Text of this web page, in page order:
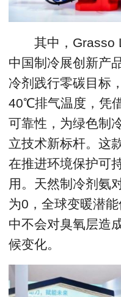
其中，Grasso
中国制冷展创新产
冷剂践行零碳目标
40℃排气温度，凭
可靠性，为绿色制
立技术新标杆。这
在推进环境保护可
用。天然制冷剂氨
为0，全球变暖潜
中不会对臭氧层造
候变化。